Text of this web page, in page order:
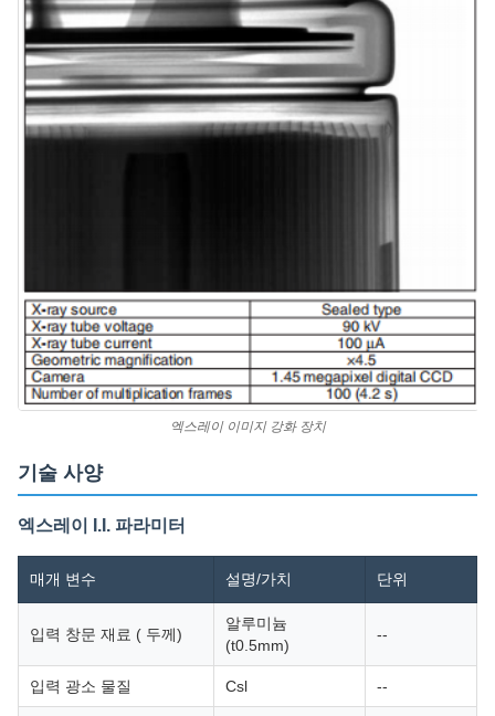
엑스레이 이미지 강화 장치
기술 사양
엑스레이 I.I. 파라미터
매개 변수 설명/가치 단위
입력 창문 재료 ( 두께)
알루미늄
(t0.5mm)
--
입력 광소 물질 Csl --